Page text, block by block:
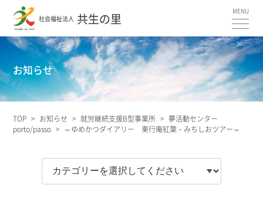
社会福祉法人 共生の里
お知らせ
TOP > お知らせ > 就労継続支援B型事業所 > 夢活動センター
porto/passo > ～ゆめかつダイアリー 東行庵紅葉・みちしおツアー～